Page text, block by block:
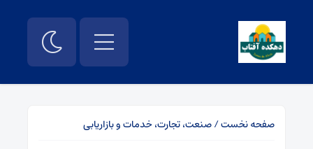
صفحه نخست/صنعت، تجارت، خدمات و بازاریابی